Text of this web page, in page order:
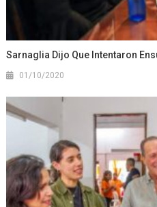
Sarnaglia Dijo Que Intentaron
01/10/2020